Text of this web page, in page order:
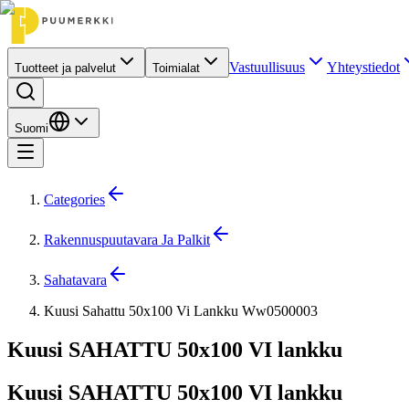
Tuotteet ja palvelut Toimialat Vastuullisuus Yhteystiedot
Suomi
Categories
Rakennuspuutavara Ja Palkit
Sahatavara
Kuusi Sahattu 50x100 Vi Lankku Ww0500003
Kuusi SAHATTU 50x100 VI lankku
Kuusi SAHATTU 50x100 VI lankku